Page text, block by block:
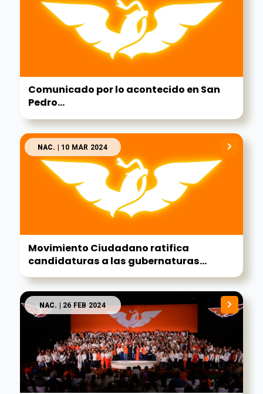
Comunicado por lo acontecido en San
Pedro...
NAC. | 10 MAR 2024
Movimiento Ciudadano ratifica
candidaturas a las gubernaturas...
NAC. | 26 FEB 2024